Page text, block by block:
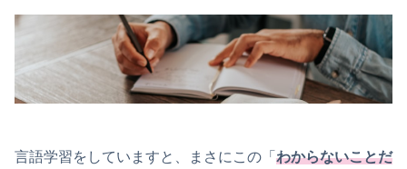
言語学習をしていますと、まさにこの「 わからないことだ